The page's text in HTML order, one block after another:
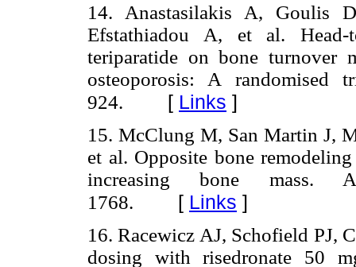
14. Anastasilakis A, Goulis
Efstathiadou A, et al. Head-
teriparatide on bone turnover
osteoporosis: A randomised
924. [ Links ]
15. McClung M, San Martin J,
et al. Opposite bone
increasing bone mass.
1768. [ Links ]
16. Racewicz AJ, Schofield
dosing with risedronate 50